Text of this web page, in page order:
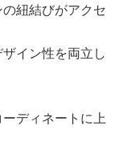
紐結びがアクセ
イン性を両立し
ディネートに上